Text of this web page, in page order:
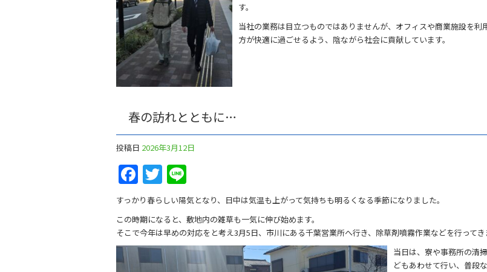
す。
当社の業務は目立つものではありませんが、オフィスや商業施設を利
方が快適に過ごせるよう、陰ながら社会に貢献しています。
春の訪れとともに…
投稿日 2026年3月12日
Facebook
Twitter
すっかり春らしい陽気となり、日中は気温も上がって気持ちも明るくなる季節になりました。
この時期になると、敷地内の雑草も一気に伸び始めます。
そこで今年は早めの対応をと考え3月5日、市川にある千葉営業所へ行き、除草剤噴霧作業などを行ってき
当日は、寮や事務所の清
どもあわせて行い、普段